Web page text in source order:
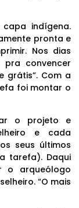
indígena.
pronta e
Nos dias
pra convencer
grátis”. Com a
foi montar o
o projeto e
e cada
seus últimos
tarefa). Daqui
o arqueólogo
“O mais